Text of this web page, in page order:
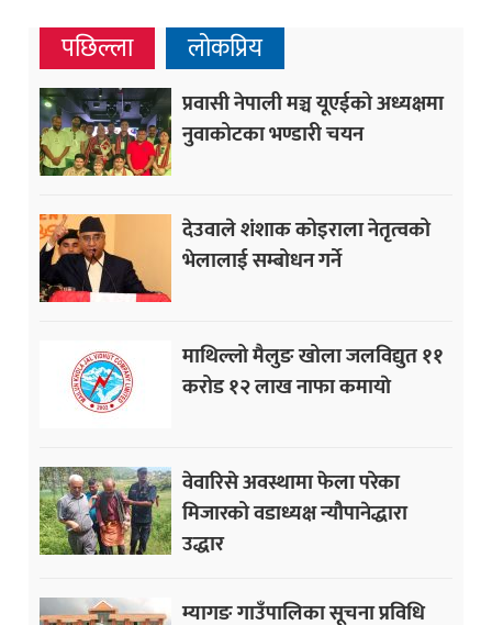
पछिल्ला लोकप्रिय
प्रवासी नेपाली मञ्च यूएईको अध्यक्षमा
नुवाकोटका भण्डारी चयन
देउवाले शंशाक कोइराला नेतृत्वको
भेलालाई सम्बोधन गर्ने
माथिल्लो मैलुङ खोला जलविद्युत ११
करोड १२ लाख नाफा कमायाे
वेवारिसे अवस्थामा फेला परेका
मिजारको वडाध्यक्ष न्यौपानेद्धारा
उद्धार
म्यागङ गाउँपालिका सूचना प्रविधि